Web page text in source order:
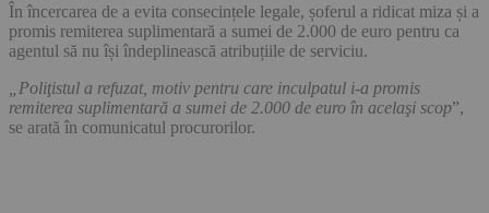
În încercarea de a evita consecințele legale, șoferul a ridicat miza și a
promis remiterea suplimentară a sumei de 2.000 de euro pentru ca
agentul să nu își îndeplinească atribuțiile de serviciu.
„Poliţistul a refuzat, motiv pentru care inculpatul i-a promis
remiterea suplimentară a sumei de 2.000 de euro în acelaşi scop”,
se arată în comunicatul procurorilor.